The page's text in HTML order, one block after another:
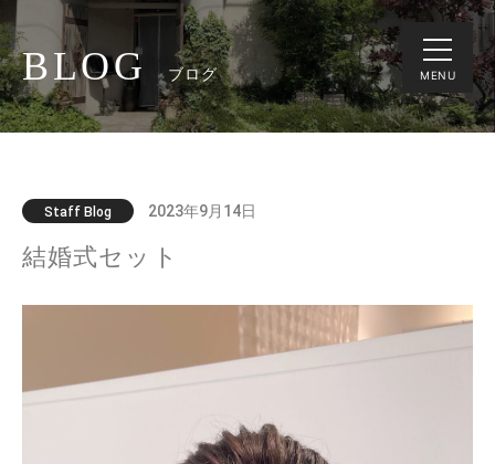
MENU
BLOG ブログ
Staff Blog 2023年9月14日
結婚式セット